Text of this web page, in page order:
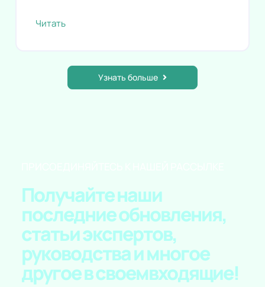
Читать
Узнать больше
Получайте наши
последние обновления,
статьи экспертов,
руководства и многое
другое в своемвходящие!